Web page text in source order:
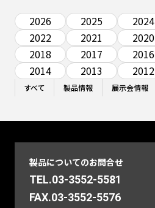
2026 2025 2024
2022
2021 2020
2018
2017 2016
2014
2013 2012
すべて 製品情報 展示会情報
製品についてのお問合せ
TEL.03-3552-5581
FAX.03-3552-5576